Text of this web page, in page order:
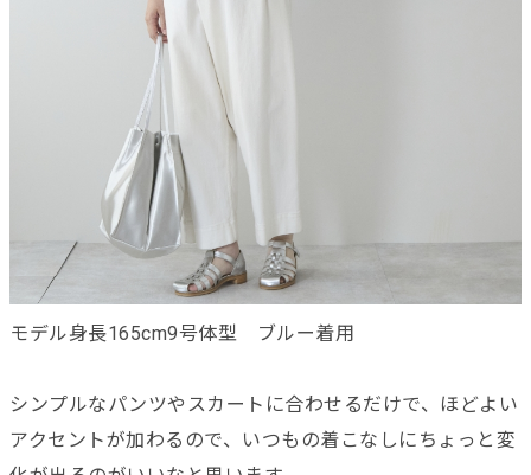
モデル身長165cm9号体型 ブルー着用
シンプルなパンツやスカートに合わせるだけで、ほどよい
アクセントが加わるので、いつもの着こなしにちょっと変